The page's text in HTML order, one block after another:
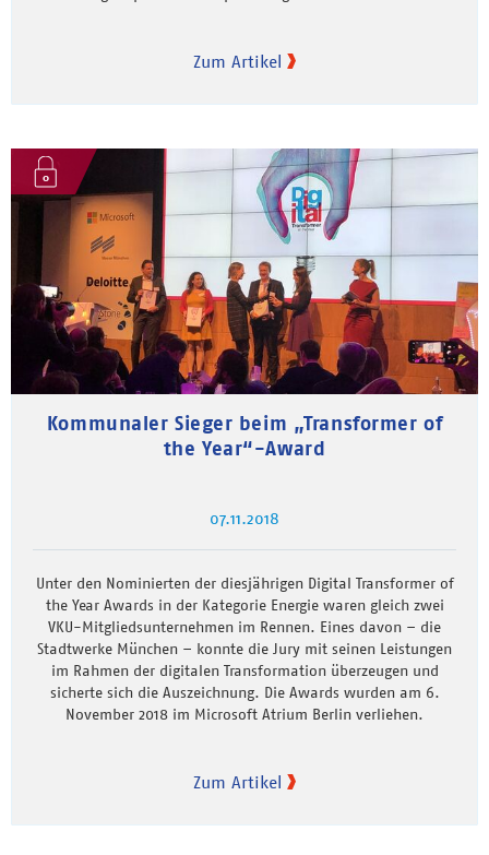
Zum Artikel
Kommunaler Sieger beim „Transformer of
the Year“-Award
07.11.2018
Unter den Nominierten der diesjährigen Digital Transformer of
the Year Awards in der Kategorie Energie waren gleich zwei
VKU-Mitgliedsunternehmen im Rennen. Eines davon – die
Stadtwerke München – konnte die Jury mit seinen Leistungen
im Rahmen der digitalen Transformation überzeugen und
sicherte sich die Auszeichnung. Die Awards wurden am 6.
November 2018 im Microsoft Atrium Berlin verliehen.
Zum Artikel